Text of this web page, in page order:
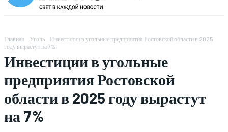
Главная Уголь
Инвестиции в угольные предприятия Ростовской области в 2025
году вырастут на 7%
Инвестиции в угольные
предприятия Ростовской
области в 2025 году вырастут
на 7%